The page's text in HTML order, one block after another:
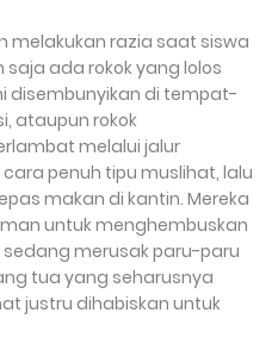
melakukan razia saat siswa
ada rokok yang lolos
disembunyikan di tempat-
ataupun rokok
melalui jalur
penuh tipu muslihat, lalu
makan di kantin. Mereka
untuk menghembuskan
merusak paru-paru
tua yang seharusnya
justru dihabiskan untuk